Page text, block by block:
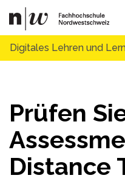
Digitales Lehren und
Prüfen
Distance